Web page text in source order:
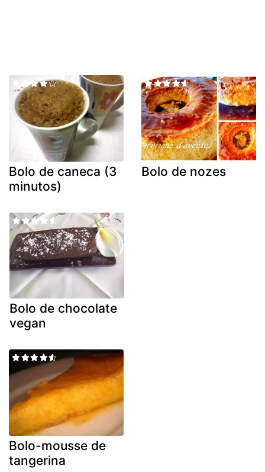
Bolo de caneca (3
minutos)
Bolo de nozes
Bolo de chocolate
vegan
Bolo-mousse de
tangerina